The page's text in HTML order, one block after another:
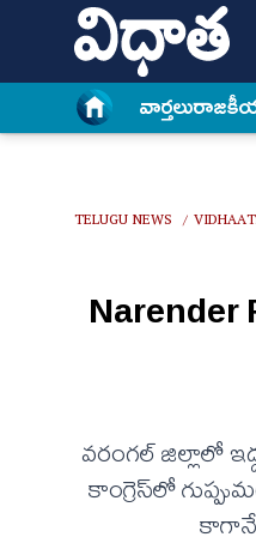
వార్త‌లు
TELUGU NEWS /
వరంగల్ జిల్లాలో
కాంగ్రెస్‌లో